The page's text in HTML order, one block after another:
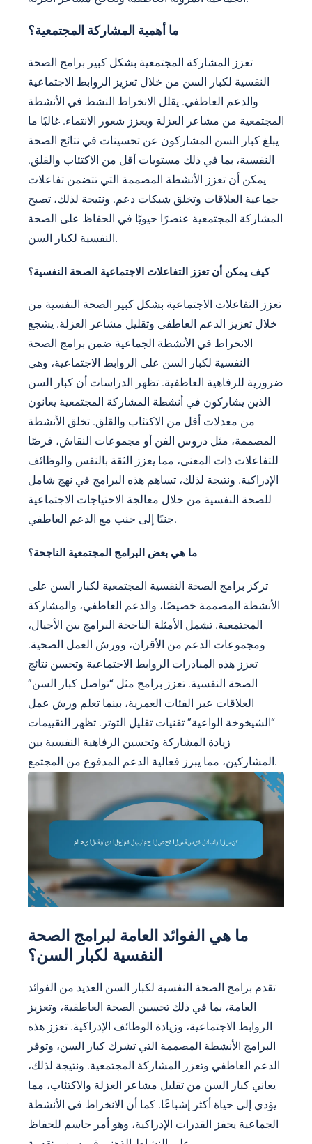
ما أهمية المشاركة المجتمعية؟
تعزز المشاركة المجتمعية بشكل كبير برامج الصحة
النفسية لكبار السن من خلال تعزيز الروابط الاجتماعية
والدعم العاطفي. يقلل الانخراط النشط في الأنشطة
المجتمعية من مشاعر العزلة ويعزز شعور الانتماء. غالبًا ما
يبلغ كبار السن المشاركون عن تحسينات في نتائج الصحة
النفسية، بما في ذلك مستويات أقل من الاكتئاب والقلق.
يمكن أن تعزز الأنشطة المصممة التي تتضمن تفاعلات
جماعية العلاقات وتخلق شبكات دعم. ونتيجة لذلك، تصبح
المشاركة المجتمعية عنصرًا حيويًا في الحفاظ على الصحة
النفسية لكبار السن.
كيف يمكن أن تعزز التفاعلات الاجتماعية الصحة النفسية؟
تعزز التفاعلات الاجتماعية بشكل كبير الصحة النفسية من
خلال تعزيز الدعم العاطفي وتقليل مشاعر العزلة. يشجع
الانخراط في الأنشطة الجماعية ضمن برامج الصحة
النفسية لكبار السن على الروابط الاجتماعية، وهي
ضرورية للرفاهية العاطفية. تظهر الدراسات أن كبار السن
الذين يشاركون في أنشطة المشاركة المجتمعية يعانون
من معدلات أقل من الاكتئاب والقلق. تخلق الأنشطة
المصممة، مثل دروس الفن أو مجموعات النقاش، فرصًا
للتفاعلات ذات المعنى، مما يعزز الثقة بالنفس والوظائف
الإدراكية. ونتيجة لذلك، تساهم هذه البرامج في نهج شامل
للصحة النفسية من خلال معالجة الاحتياجات الاجتماعية
جنبًا إلى جنب مع الدعم العاطفي.
ما هي بعض البرامج المجتمعية الناجحة؟
تركز برامج الصحة النفسية المجتمعية لكبار السن على
الأنشطة المصممة خصيصًا، والدعم العاطفي، والمشاركة
المجتمعية. تشمل الأمثلة الناجحة البرامج بين الأجيال،
ومجموعات الدعم من الأقران، وورش العمل الصحية.
تعزز هذه المبادرات الروابط الاجتماعية وتحسن نتائج
الصحة النفسية. تعزز برامج مثل “تواصل كبار السن”
العلاقات عبر الفئات العمرية، بينما تعلم ورش عمل
“الشيخوخة الواعية” تقنيات تقليل التوتر. تظهر التقييمات
زيادة المشاركة وتحسين الرفاهية النفسية بين
المشاركين، مما يبرز فعالية الدعم المدفوع من المجتمع.
ما هي الفوائد العامة لبرامج الصحة
النفسية لكبار السن؟
تقدم برامج الصحة النفسية لكبار السن العديد من الفوائد
العامة، بما في ذلك تحسين الصحة العاطفية، وتعزيز
الروابط الاجتماعية، وزيادة الوظائف الإدراكية. تعزز هذه
البرامج الأنشطة المصممة التي تشرك كبار السن، وتوفر
الدعم العاطفي وتعزز المشاركة المجتمعية. ونتيجة لذلك،
يعاني كبار السن من تقليل مشاعر العزلة والاكتئاب، مما
يؤدي إلى حياة أكثر إشباعًا. كما أن الانخراط في الأنشطة
الجماعية يحفز القدرات الإدراكية، وهو أمر حاسم للحفاظ